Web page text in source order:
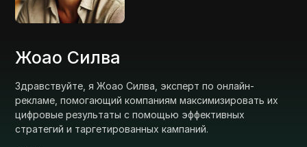
Жоао Силва
Здравствуйте, я Жоао Силва, эксперт по онлайн-
рекламе, помогающий компаниям максимизировать их
цифровые результаты с помощью эффективных
стратегий и таргетированных кампаний.